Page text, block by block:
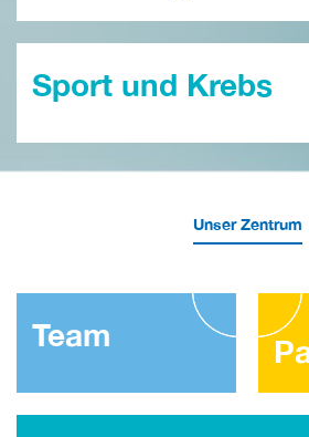
Sport und Krebs
Unser Zentrum
Team